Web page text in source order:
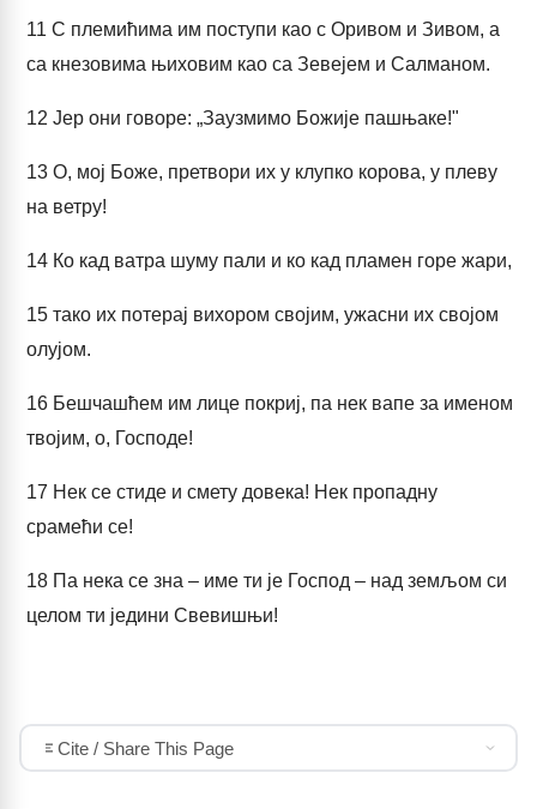
11 С племићима им поступи као с Оривом и Зивом, а
са кнезовима њиховим као са Зевејем и Салманом.
12 Јер они говоре: „Заузмимо Божије пашњаке!"
13 О, мој Боже, претвори их у клупко корова, у плеву
на ветру!
14 Ко кад ватра шуму пали и ко кад пламен горе жари,
15 тако их потерај вихором својим, ужасни их својом
олујом.
16 Бешчашћем им лице покриј, па нек вапе за именом
твојим, о, Господе!
17 Нек се стиде и смету довека! Нек пропадну
срамећи се!
18 Па нека се зна – име ти је Господ – над земљом си
целом ти једини Свевишњи!
Cite / Share This Page